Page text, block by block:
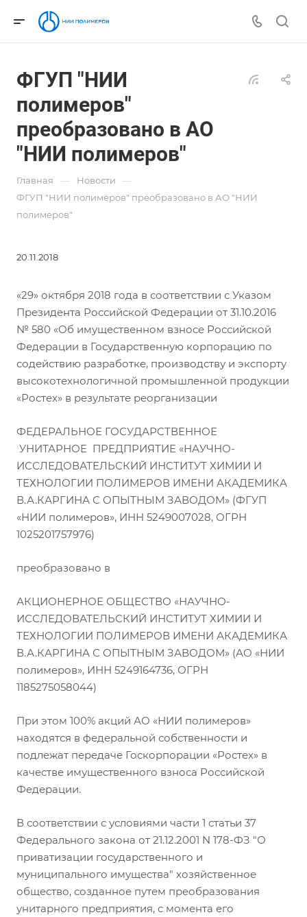
ФГУП "НИИ
полимеров"
преобразовано в АО
"НИИ полимеров"
Главная — Новости —
ФГУП "НИИ полимеров" преобразовано в АО "НИИ
полимеров"
20.11.2018
«29» октября 2018 года в соответствии с Указом
Президента Российской Федерации от 31.10.2016
№ 580 «Об имущественном взносе Российской
Федерации в Государственную корпорацию по
содействию разработке, производству и экспорту
высокотехнологичной промышленной продукции
«Ростех» в результате реорганизации
ФЕДЕРАЛЬНОЕ ГОСУДАРСТВЕННОЕ
УНИТАРНОЕ ПРЕДПРИЯТИЕ «НАУЧНО-
ИССЛЕДОВАТЕЛЬСКИЙ ИНСТИТУТ ХИМИИ И
ТЕХНОЛОГИИ ПОЛИМЕРОВ ИМЕНИ АКАДЕМИКА
В.А.КАРГИНА С ОПЫТНЫМ ЗАВОДОМ» (ФГУП
«НИИ полимеров», ИНН 5249007028, ОГРН
1025201757976)
преобразовано в
АКЦИОНЕРНОЕ ОБЩЕСТВО «НАУЧНО-
ИССЛЕДОВАТЕЛЬСКИЙ ИНСТИТУТ ХИМИИ И
ТЕХНОЛОГИИ ПОЛИМЕРОВ ИМЕНИ АКАДЕМИКА
В.А.КАРГИНА С ОПЫТНЫМ ЗАВОДОМ» (АО «НИИ
полимеров», ИНН 5249164736, ОГРН
1185275058044)
При этом 100% акций АО «НИИ полимеров»
находятся в федеральной собственности и
подлежат передаче Госкорпорации «Ростех» в
качестве имущественного взноса Российской
Федерации.
В соответствии с условиями части 1 статьи 37
Федерального закона от 21.12.2001 N 178-ФЗ "О
приватизации государственного и
муниципального имущества" хозяйственное
общество, созданное путем преобразования
унитарного предприятия, с момента его